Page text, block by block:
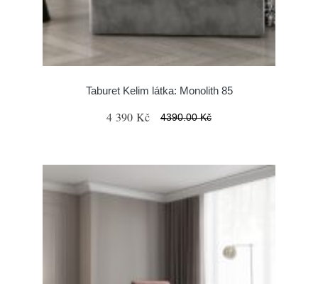
Taburet Kelim látka: Monolith 85
4 390 Kč 4390.00 Kč